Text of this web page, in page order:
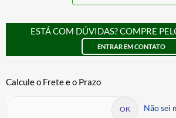
ESTÁ COM DÚVIDAS? COMPRE
ENTRAR EM CONTATO
Não sei